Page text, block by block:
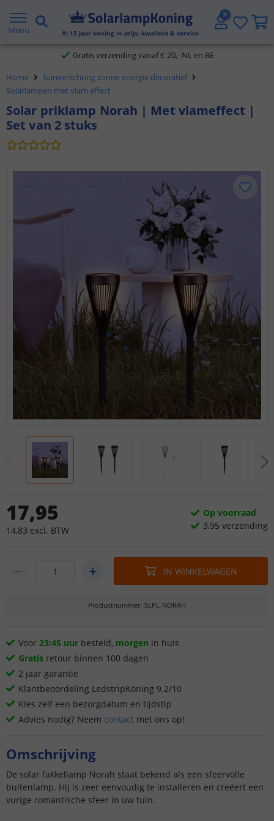
Menu Al 13 jaar koning in prijs, kwaliteit & service
2 jaar garantie
Gratis verzending vanaf € 20,- NL en BE
Klantbeoordeling 9.1
Home
Tuinverlichting zonne energie decoratief
Solarlampen met vlam effect
Solar priklamp Norah | Met vlameffect |
Set van 2 stuks
17,95
14,83 excl. BTW
Op voorraad
3,95 verzending
IN WINKELWAGEN
Productnummer: SLPL-NORAH
Voor 23:45 uur besteld, morgen in huis
Gratis retour binnen 100 dagen
2 jaar garantie
Klantbeoordeling LedstripKoning 9.2/10
Kies zelf een bezorgdatum en tijdstip
Advies nodig? Neem contact met ons op!
Omschrijving
De solar fakkellamp Norah staat bekend als een sfeervolle
buitenlamp. Hij is zeer eenvoudig te installeren en creëert een
vurige romantische sfeer in uw tuin.